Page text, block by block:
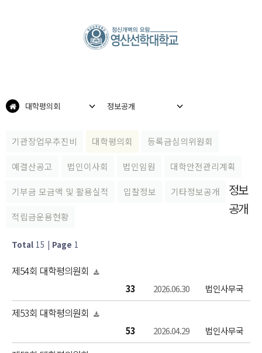
정보공개
대학평의회
기관장업무추진비 대학평의회 등록금심의위원회
예결산공고 법인이사회 법인임원 대학안전관리계획
기부금 모금액 및 활용실적 입찰정보 기타정보공개
적립금운용현황
정보
공개
Total 15 | Page 1
제54회 대학평의원회
법인사무국
2026.06.30
33
제53회 대학평의원회
법인사무국
2026.04.29
53